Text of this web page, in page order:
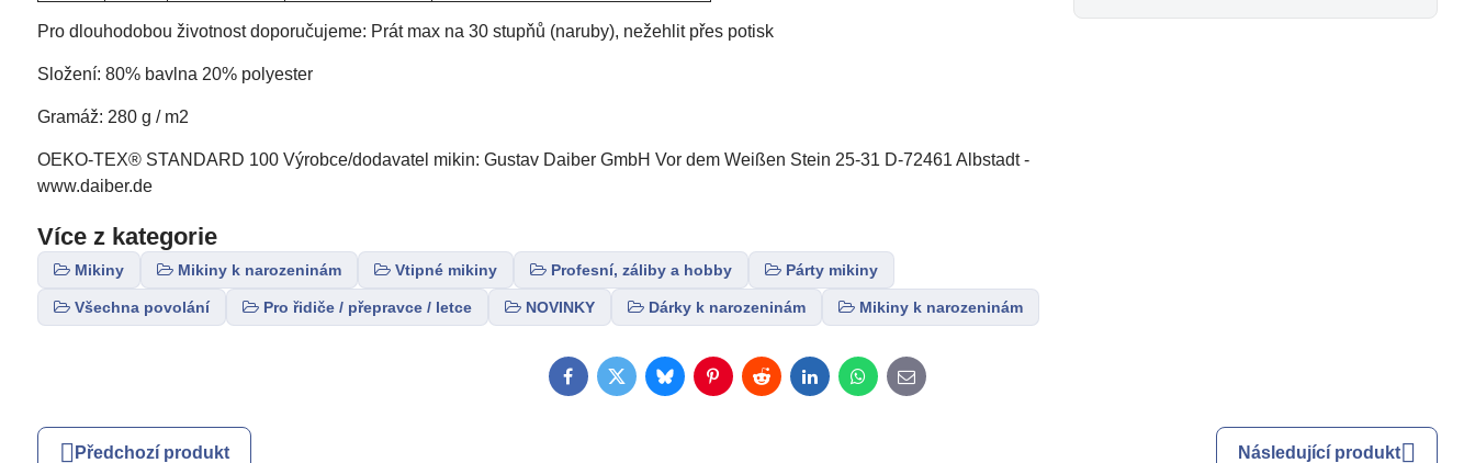
Pro dlouhodobou životnost doporučujeme: Prát max na 30 stupňů (naruby), nežehlit přes potisk
Složení: 80% bavlna 20% polyester
Gramáž: 280 g / m2
OEKO-TEX® STANDARD 100 Výrobce/dodavatel mikin: Gustav Daiber GmbH Vor dem Weißen Stein 25-31 D-72461 Albstadt -
www.daiber.de
Více z kategorie
Mikiny Mikiny k narozeninám Vtipné mikiny Profesní, záliby a hobby Párty mikiny
Všechna povolání Pro řidiče / přepravce / letce NOVINKY Dárky k narozeninám Mikiny k narozeninám
FacebookTwitterBlueskyPinterestRedditLinkedInWhatsApp
E-
mail
Předchozí produkt Následující produkt